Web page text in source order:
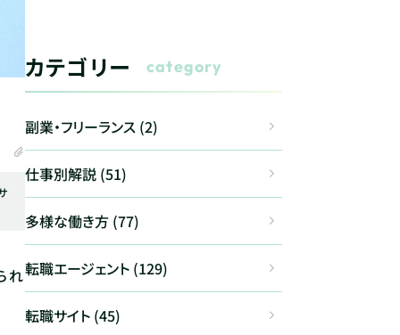
れ
カテゴリー category
副業・フリーランス (2)
仕事別解説 (51)
多様な働き方 (77)
転職エージェント (129)
転職サイト (45)